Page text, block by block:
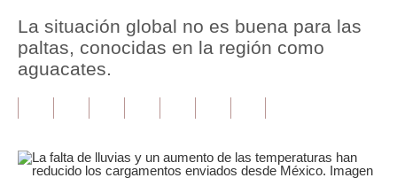
Política
Tu Dinero
Finanzas Personales
Inmobiliarias
La situación global no es buena para las
paltas, conocidas en la región como
aguacates.